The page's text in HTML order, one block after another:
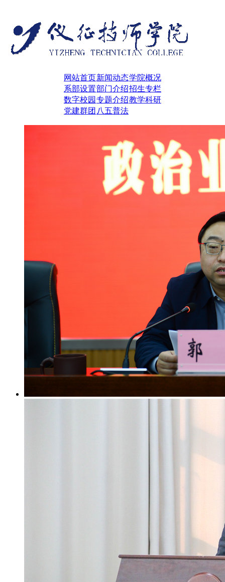
网站首页新闻动态学院概况
系部设置部门介绍招生专栏
数字校园 专题介绍教学科研
党建群团 八五普法